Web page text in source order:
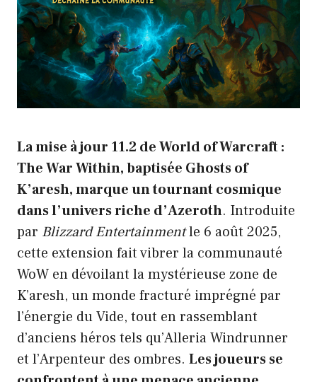
La mise à jour 11.2 de World of Warcraft :
The War Within, baptisée Ghosts of
K’aresh, marque un tournant cosmique
dans l’univers riche d’Azeroth. Introduite
par Blizzard Entertainmentle 6 août 2025,
cette extension fait vibrer la communauté
WoW en dévoilant la mystérieuse zone de
K’aresh, un monde fracturé imprégné par
l’énergie du Vide, tout en rassemblant
d’anciens héros tels qu’Alleria Windrunner
et l’Arpenteur des ombres. Les joueurs se